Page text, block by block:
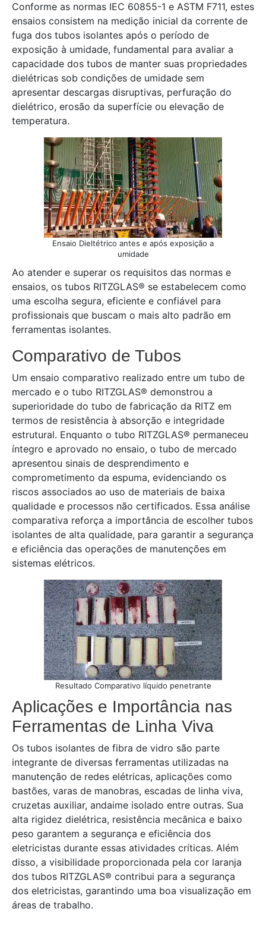
Conforme as normas IEC 60855-1 e ASTM F711, estes
ensaios consistem na medição inicial da corrente de
fuga dos tubos isolantes após o período de
exposição à umidade, fundamental para avaliar a
capacidade dos tubos de manter suas propriedades
dielétricas sob condições de umidade sem
apresentar descargas disruptivas, perfuração do
dielétrico, erosão da superfície ou elevação de
temperatura.
Ensaio Dieltétrico antes e após exposição a
umidade
Ao atender e superar os requisitos das normas e
ensaios, os tubos RITZGLAS® se estabelecem como
uma escolha segura, eficiente e confiável para
profissionais que buscam o mais alto padrão em
ferramentas isolantes.
Comparativo de Tubos
Um ensaio comparativo realizado entre um tubo de
mercado e o tubo RITZGLAS® demonstrou a
superioridade do tubo de fabricação da RITZ em
termos de resistência à absorção e integridade
estrutural. Enquanto o tubo RITZGLAS® permaneceu
íntegro e aprovado no ensaio, o tubo de mercado
apresentou sinais de desprendimento e
comprometimento da espuma, evidenciando os
riscos associados ao uso de materiais de baixa
qualidade e processos não certificados. Essa análise
comparativa reforça a importância de escolher tubos
isolantes de alta qualidade, para garantir a segurança
e eficiência das operações de manutenções em
sistemas elétricos.
Resultado Comparativo líquido penetrante
Aplicações e Importância nas
Ferramentas de Linha Viva
Os tubos isolantes de fibra de vidro são parte
integrante de diversas ferramentas utilizadas na
manutenção de redes elétricas, aplicações como
bastões, varas de manobras, escadas de linha viva,
cruzetas auxiliar, andaime isolado entre outras. Sua
alta rigidez dielétrica, resistência mecânica e baixo
peso garantem a segurança e eficiência dos
eletricistas durante essas atividades críticas. Além
disso, a visibilidade proporcionada pela cor laranja
dos tubos RITZGLAS® contribui para a segurança
dos eletricistas, garantindo uma boa visualização em
áreas de trabalho.